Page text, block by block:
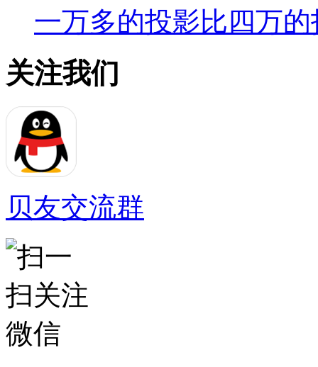
一万多的投影比四万
关注我们
贝友交流群